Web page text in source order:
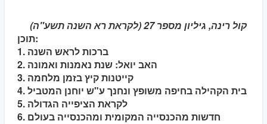
קול רינה, גיליון מספר 27 (לקראת רא השנה תשע"ה)
תוכן:
1. ברכות לראש השנה
2. האב יואל: שנת נאמנות ואמונה
3. קייטנות קיץ בזמן מלחמה
4. בית הקהילה בחיפה משופץ ונחנך ע"ש יוחנן המטביל
5. לקראת הציפייה הגדולה
6. חדשות מהכנסייה המקומית ומהכנסייה בעולם